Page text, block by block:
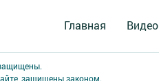
Главная Видео
защищены законом.